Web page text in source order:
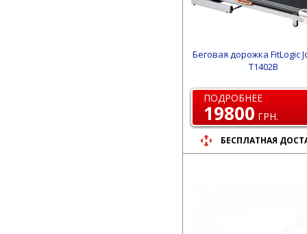
Беговая дорожка FitLogic
T1402B
ПОДРОБНЕЕ
19800 ГРН.
БЕСПЛАТНАЯ